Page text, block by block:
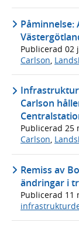
Påminnelse:
Publicerad 02
Carlson
Carlson
Publicerad 25
Carlson,
Remiss av
ändringar i
Publicerad 11